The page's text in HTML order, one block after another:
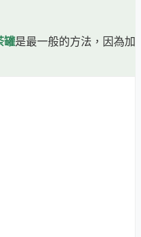
罐是最一般的方法，因為加
一小容器中，那個容器就
器藝術，使其充滿美感並
價格不斐，要價數千元台